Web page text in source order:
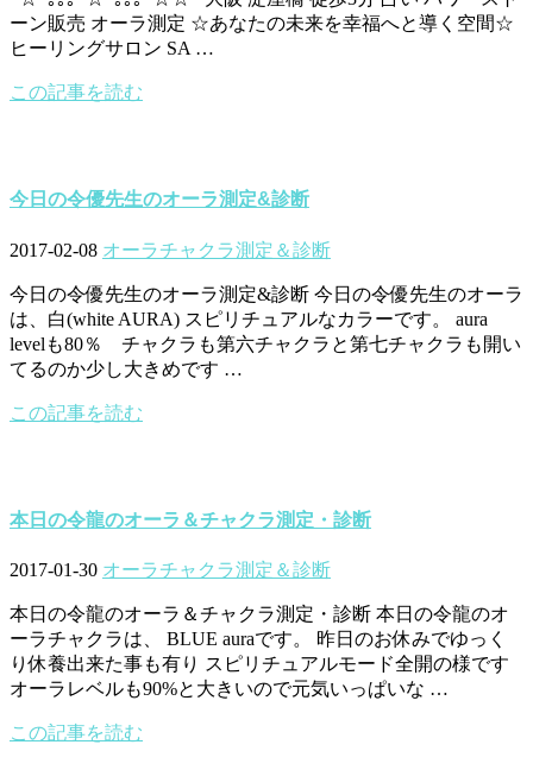
ーン販売 オーラ測定 ☆あなたの未来を幸福へと導く空間☆
ヒーリングサロン SA …
この記事を読む
今日の令優先生のオーラ測定&診断
2017-02-08 オーラチャクラ測定＆診断
今日の令優先生のオーラ測定&診断 今日の令優先生のオーラ
は、白(white AURA) スピリチュアルなカラーです。 aura
levelも80％ チャクラも第六チャクラと第七チャクラも開い
てるのか少し大きめです …
この記事を読む
本日の令龍のオーラ＆チャクラ測定・診断
2017-01-30 オーラチャクラ測定＆診断
本日の令龍のオーラ＆チャクラ測定・診断 本日の令龍のオ
ーラチャクラは、 BLUE auraです。 昨日のお休みでゆっく
り休養出来た事も有り スピリチュアルモード全開の様です
オーラレベルも90%と大きいので元気いっぱいな …
この記事を読む